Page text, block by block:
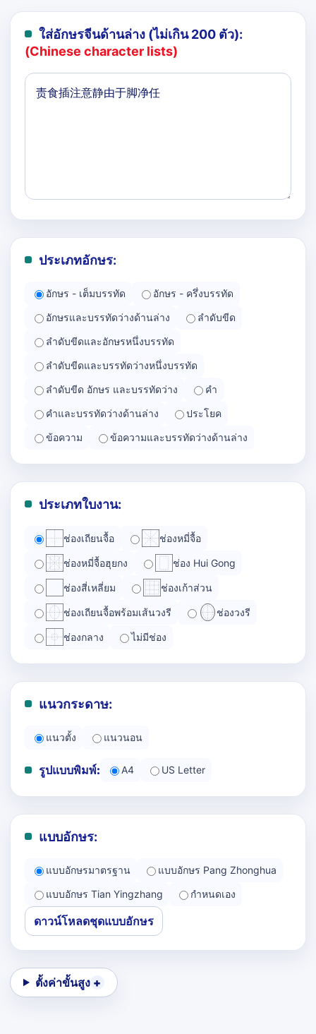
ใส่อักษรจีนด้านล่าง (ไม่เกิน 200 ตัว):
(Chinese character lists)
ประเภทอักษร:
อักษร - เต็มบรรทัด
อักษร - ครึ่งบรรทัด
อักษรและบรรทัดว่างด้านล่าง
ลำดับขีด
ลำดับขีดและอักษรหนึ่งบรรทัด
ลำดับขีดและบรรทัดว่างหนึ่งบรรทัด
ลำดับขีด อักษร และบรรทัดว่าง
คำ
คำและบรรทัดว่างด้านล่าง
ประโยค
ข้อความ
ข้อความและบรรทัดว่างด้านล่าง
ประเภทใบงาน:
ช่องเถียนจื้อ ช่องหมี่จื้อ
ช่องหมี่จื้อฮุยกง ช่อง Hui Gong
ช่องสี่เหลี่ยม ช่องเก้าส่วน
ช่องเถียนจื้อพร้อมเส้นวงรี ช่องวงรี
ช่องกลาง ไม่มีช่อง
แนวกระดาษ:
แนวตั้ง แนวนอน
รูปแบบพิมพ์: A4 US Letter
แบบอักษร:
แบบอักษรมาตรฐาน
แบบอักษร Pang Zhonghua
แบบอักษร Tian Yingzhang
กำหนดเอง
ดาวน์โหลดชุดแบบอักษร
ตั้งค่าขั้นสูง